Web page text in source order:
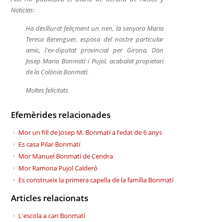
Noticias:
Ha deslliurat feliçment un nen, la senyora Maria
Teresa Berenguer, esposa del nostre particular
amic, l'ex-diputat provincial per Girona, Don
Josep Maria Bonmatí i Pujol, acabalat propietari
de la Colònia Bonmatí.
Moltes felicitats.
Efemèrides relacionades
Mor un fill de Josep M. Bonmatí a l’edat de 6 anys
Es casa Pilar Bonmatí
Mor Manuel Bonmatí de Cendra
Mor Ramona Pujol Calderó
Es construeix la primera capella de la família Bonmatí
Articles relacionats
L'escola a can Bonmatí